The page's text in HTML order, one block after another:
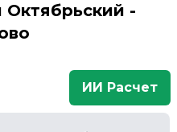
Октябрьский -
ИИ Расчет